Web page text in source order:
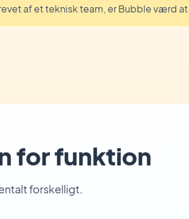
af et teknisk team, er Bubble værd at
for funktion
forskelligt.